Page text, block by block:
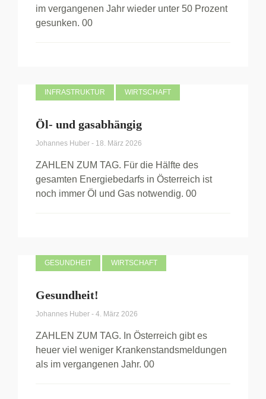
im vergangenen Jahr wieder unter 50 Prozent
gesunken. 00
INFRASTRUKTUR WIRTSCHAFT
Öl- und gasabhängig
Johannes Huber - 18. März 2026
ZAHLEN ZUM TAG. Für die Hälfte des
gesamten Energiebedarfs in Österreich ist
noch immer Öl und Gas notwendig. 00
GESUNDHEIT WIRTSCHAFT
Gesundheit!
Johannes Huber - 4. März 2026
ZAHLEN ZUM TAG. In Österreich gibt es
heuer viel weniger Krankenstandsmeldungen
als im vergangenen Jahr. 00